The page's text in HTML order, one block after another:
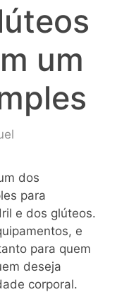
um
dos
para
e dos glúteos.
e
para quem
deseja
corporal.